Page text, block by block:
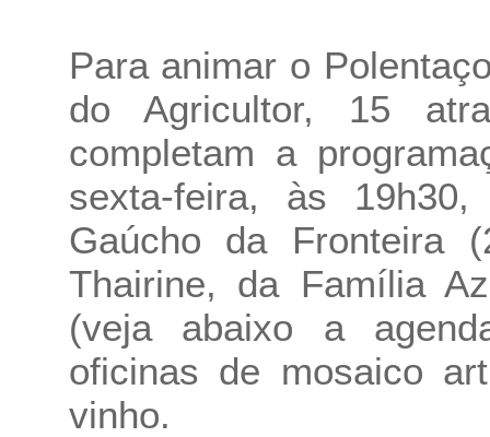
Para animar o
do Agricultor, 15
completam a
sexta-feira, às
Gaúcho da Fronteira
Thairine, da Família
(veja abaixo a
oficinas de mosaico
vinho.